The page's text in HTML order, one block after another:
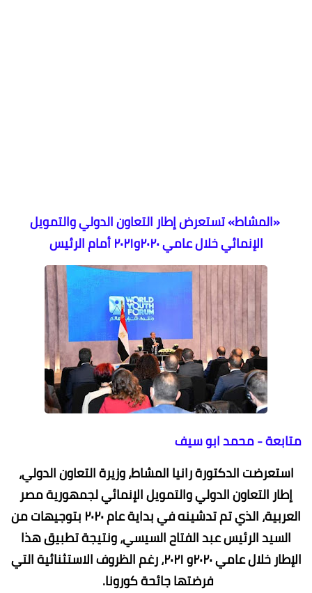
«المشاط» تستعرض إطار التعاون الدولي والتمويل
الإنمائي خلال عامي ٢٠٢٠و٢٠٢١ أمام الرئيس
متابعة - محمد ابو سيف
استعرضت الدكتورة رانيا المشاط، وزيرة التعاون الدولي،
إطار التعاون الدولي والتمويل الإنمائي لجمهورية مصر
العربية، الذي تم تدشينه في بداية عام ٢٠٢٠ بتوجيهات من
السيد الرئيس عبد الفتاح السيسي، ونتيجة تطبيق هذا
الإطار خلال عامي ٢٠٢٠و ٢٠٢١، رغم الظروف الاستثنائية التي
فرضتها جائحة كورونا.